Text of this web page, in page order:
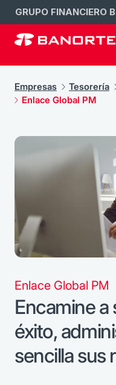
GRUPO FINANCIERO
Empresas Tesorería
Enlace Global PM
Enlace Global PM
Encamine a
éxito,
sencilla sus